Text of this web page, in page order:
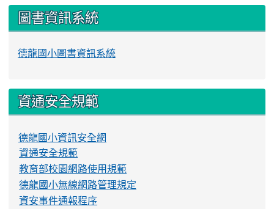
圖書資訊系統
德龍國小圖書資訊系統
資通安全規範
德龍國小資訊安全網
資通安全規範
教育部校園網路使用規範
德龍國小無線網路管理規定
資安事件通報程序